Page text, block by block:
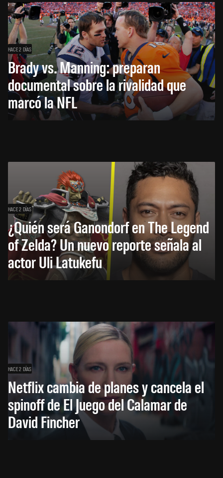
HACE 2 DÍAS
Brady vs. Manning: preparan
documental sobre la rivalidad que
marcó la NFL
HACE 2 DÍAS
¿Quién será Ganondorf en The Legend
of Zelda? Un nuevo reporte señala al
actor Uli Latukefu
HACE 2 DÍAS
Netflix cambia de planes y cancela el
spinoff de El Juego del Calamar de
David Fincher